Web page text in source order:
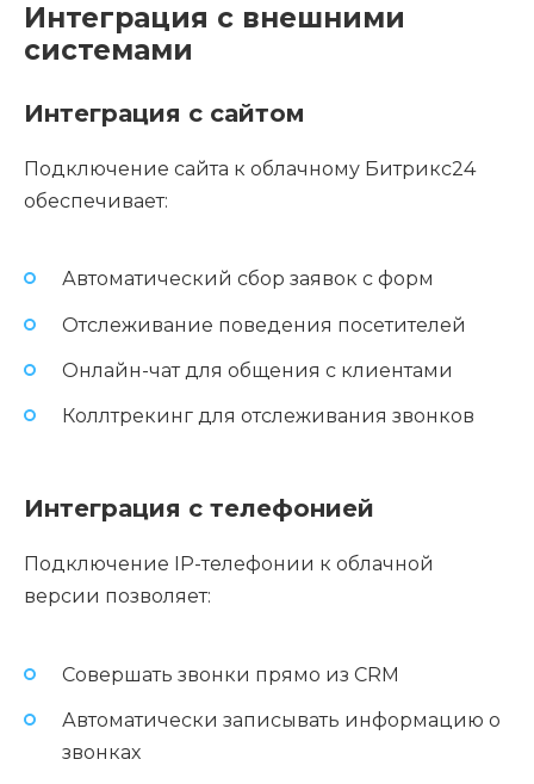
Интеграция с внешними
системами
Интеграция с сайтом
Подключение сайта к облачному Битрикс24
обеспечивает:
Автоматический сбор заявок с форм
Отслеживание поведения посетителей
Онлайн-чат для общения с клиентами
Коллтрекинг для отслеживания звонков
Интеграция с телефонией
Подключение IP-телефонии к облачной
версии позволяет:
Совершать звонки прямо из CRM
Автоматически записывать информацию о
звонках